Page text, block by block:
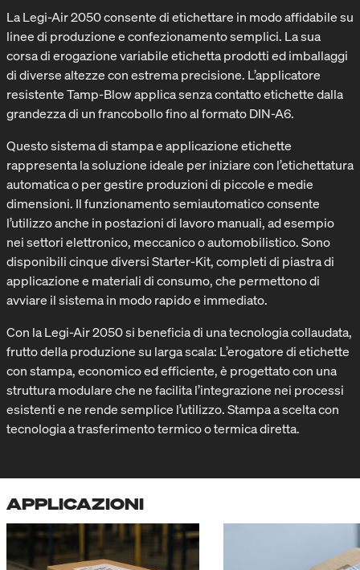
APPLICATORI
SPECIFICHE TECNICHE
La Legi-Air 2050 consente di etichettare in modo affidabile su
linee di produzione e confezionamento semplici. La sua
corsa di erogazione variabile etichetta prodotti ed imballaggi
di diverse altezze con estrema precisione. L’applicatore
resistente Tamp-Blow applica senza contatto etichette dalla
grandezza di un francobollo fino al formato DIN-A6.
Questo sistema di stampa e applicazione etichette
rappresenta la soluzione ideale per iniziare con l’etichettatura
automatica o per gestire produzioni di piccole e medie
dimensioni. Il funzionamento semiautomatico consente
l’utilizzo anche in postazioni di lavoro manuali, ad esempio
nei settori elettronico, meccanico o automobilistico. Sono
disponibili cinque diversi Starter-Kit, completi di piastra di
applicazione e materiali di consumo, che permettono di
avviare il sistema in modo rapido e immediato.
Con la Legi-Air 2050 si beneficia di una tecnologia collaudata,
frutto della produzione su larga scala: L’erogatore di etichette
con stampa, economico ed efficiente, è progettato con una
struttura modulare che ne facilita l’integrazione nei processi
esistenti e ne rende semplice l’utilizzo. Stampa a scelta con
tecnologia a trasferimento termico o termica diretta.
APPLICAZIONI